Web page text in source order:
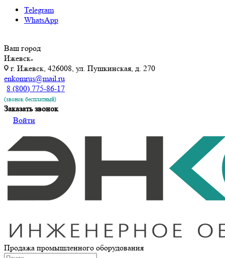
Telegram
WhatsApp
Ваш город
Ижевск
г. Ижевск, 426008, ул. Пушкинская, д. 270
enkomrus@mail.ru
8 (800) 775-86-17
(звонок бесплатный)
Заказать звонок
Войти
Продажа промышленного оборудования